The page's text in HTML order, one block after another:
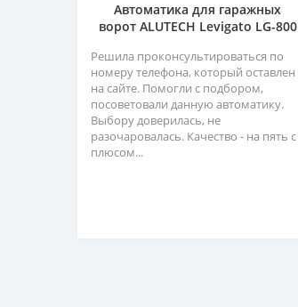
Автоматика для гаражных
ворот ALUTECH Levigato LG-800
Решила проконсультироваться по
номеру телефона, который оставлен
на сайте. Помогли с подбором,
посоветовали данную автоматику.
Выбору доверилась, не
разочаровалась. Качество - на пять с
плюсом...